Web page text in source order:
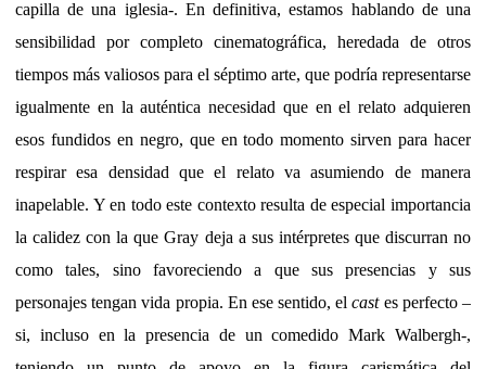
capilla de una iglesia-. En definitiva, estamos hablando de una
sensibilidad por completo cinematográfica, heredada de otros
tiempos más valiosos para el séptimo arte, que podría representarse
igualmente en la auténtica necesidad que en el relato adquieren
esos fundidos en negro, que en todo momento sirven para hacer
respirar esa densidad que el relato va asumiendo de manera
inapelable. Y en todo este contexto resulta de especial importancia
la calidez con la que Gray deja a sus intérpretes que discurran no
como tales, sino favoreciendo a que sus presencias y sus
personajes tengan vida propia. En ese sentido, elcastes perfecto –
si, incluso en la presencia de un comedido Mark Walbergh-,